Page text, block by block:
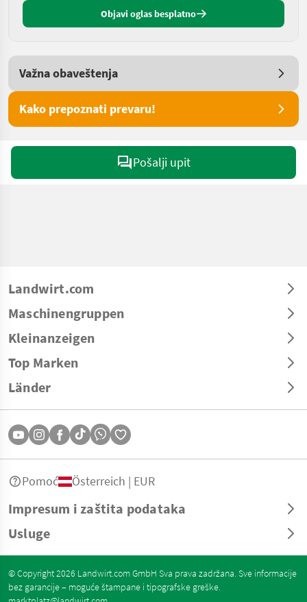
Objavi oglas besplatno
Važna obaveštenja
Kako prepoznati prevaru!
Pošalji upit
Landwirt.com
Maschinengruppen
Kleinanzeigen
Top Marken
Länder
Impresum i zaštita podataka
Usluge
Pomoć Österreich | EUR
© Copyright 2026 Landwirt.com GmbH Sva prava zadržana. Sve informacije
bez garancije – moguće štampane i tipografske greške.